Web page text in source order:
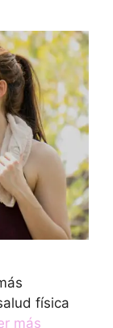
física
más